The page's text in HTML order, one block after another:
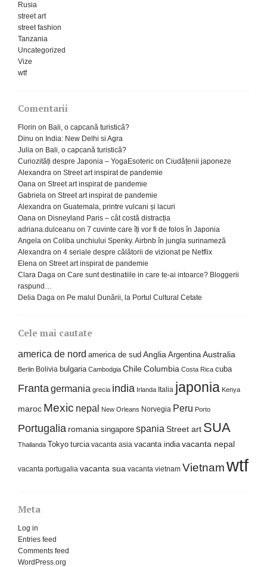
Rusia
street art
street fashion
Tanzania
Uncategorized
Vize
wtf
Comentarii
Florin on Bali, o capcană turistică?
Dinu on India: New Delhi si Agra
Julia on Bali, o capcană turistică?
Curiozități despre Japonia – YogaEsoteric on Ciudățenii japoneze
Alexandra on Street art inspirat de pandemie
Oana on Street art inspirat de pandemie
Gabriela on Street art inspirat de pandemie
Alexandra on Guatemala, printre vulcani și lacuri
Oana on Disneyland Paris – cât costă distracția
adriana.dulceanu on 7 cuvinte care îți vor fi de folos în Japonia
Angela on Coliba unchiului Spenky. Airbnb în jungla surinameză
Alexandra on 4 seriale despre călătorii de vizionat pe Netflix
Elena on Street art inspirat de pandemie
Clara Daga on Care sunt destinatiile in care te-ai intoarce? Bloggerii
raspund…
Delia Daga on Pe malul Dunării, la Portul Cultural Cetate
Cele mai cautate
america de nord america de sud Anglia Argentina Australia
Berlin Bolivia bulgaria Cambodgia Chile Columbia Costa Rica cuba
Frantagermania grecia india Irlanda Italia japonia Kenya
maroc Mexic nepal New Orleans Norvegia Peru Porto
Portugalia romania singapore spania Street art SUA
Thailanda Tokyo turcia vacanta asia vacanta india vacanta nepal
vacanta portugalia vacanta sua vacanta vietnam Vietnamwtf
Meta
Log in
Entries feed
Comments feed
WordPress.org